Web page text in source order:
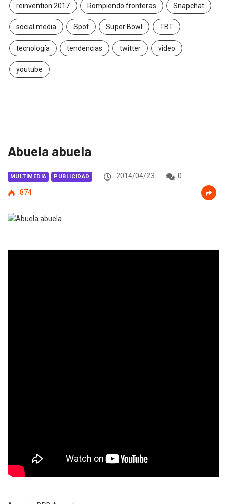
reinvention 2017 Rompiendo fronteras Snapchat
social media Spot Super Bowl TBT
tecnología tendencias twitter video
youtube
Abuela abuela
MULTIMEDIA PUBLICIDAD 2014/04/23
0
874